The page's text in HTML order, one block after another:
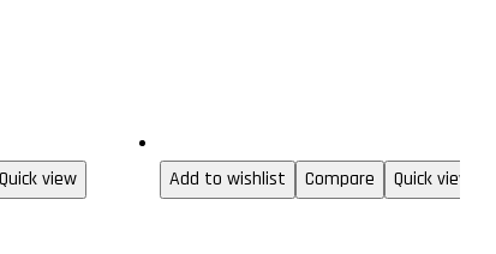
Quick view
Add to wishlist
Compare Quick view